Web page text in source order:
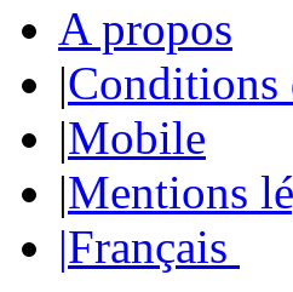
A propos
|
|Mobile
|Mentions
|Français